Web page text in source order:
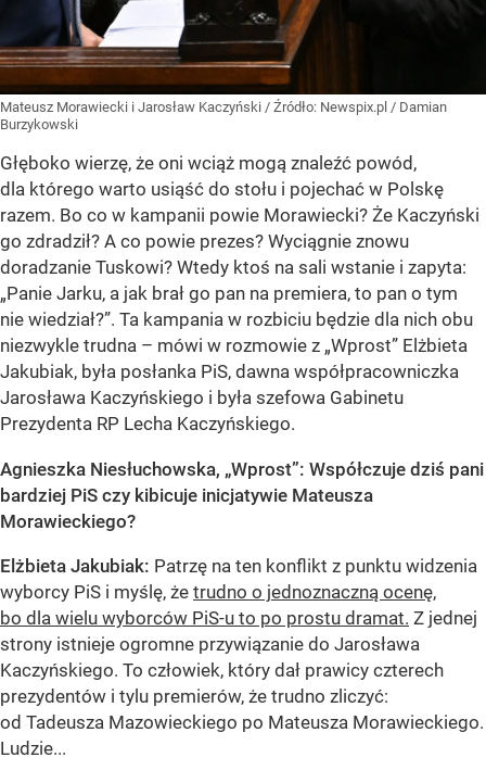
Mateusz Morawiecki i Jarosław Kaczyński / Źródło: Newspix.pl / Damian
Burzykowski
Głęboko wierzę, że oni wciąż mogą znaleźć powód,
dla którego warto usiąść do stołu i pojechać w Polskę
razem. Bo co w kampanii powie Morawiecki? Że Kaczyński
go zdradził? A co powie prezes? Wyciągnie znowu
doradzanie Tuskowi? Wtedy ktoś na sali wstanie i zapyta:
„Panie Jarku, a jak brał go pan na premiera, to pan o tym
nie wiedział?”. Ta kampania w rozbiciu będzie dla nich obu
niezwykle trudna – mówi w rozmowie z „Wprost” Elżbieta
Jakubiak, była posłanka PiS, dawna współpracowniczka
Jarosława Kaczyńskiego i była szefowa Gabinetu
Prezydenta RP Lecha Kaczyńskiego.
Agnieszka Niesłuchowska, „Wprost”: Współczuje dziś pani
bardziej PiS czy kibicuje inicjatywie Mateusza
Morawieckiego?
Elżbieta Jakubiak: Patrzę na ten konflikt z punktu widzenia
wyborcy PiS i myślę, że trudno o jednoznaczną ocenę,
bo dla wielu wyborców PiS-u to po prostu dramat. Z jednej
strony istnieje ogromne przywiązanie do Jarosława
Kaczyńskiego. To człowiek, który dał prawicy czterech
prezydentów i tylu premierów, że trudno zliczyć:
od Tadeusza Mazowieckiego po Mateusza Morawieckiego.
Ludzie...